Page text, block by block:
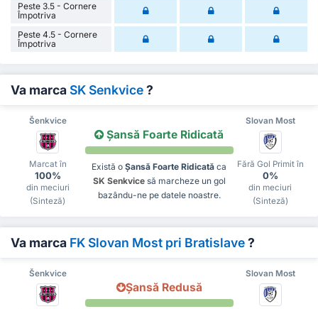
Peste 3.5 - Cornere
Împotriva
Peste 4.5 - Cornere
Împotriva
Va marcaSK Senkvice?
Šenkvice Slovan Most
Marcat în
100%
din meciuri
(Sinteză)
Șansă Foarte Ridicată
Există o Șansă Foarte Ridicată ca
SK Senkvicesă marcheze un gol
bazându-ne pe datele noastre.
Fără Gol Primit în
0%
din meciuri
(Sinteză)
Va marca FK Slovan Most pri Bratislave?
Šenkvice Slovan Most
Șansă Redusă